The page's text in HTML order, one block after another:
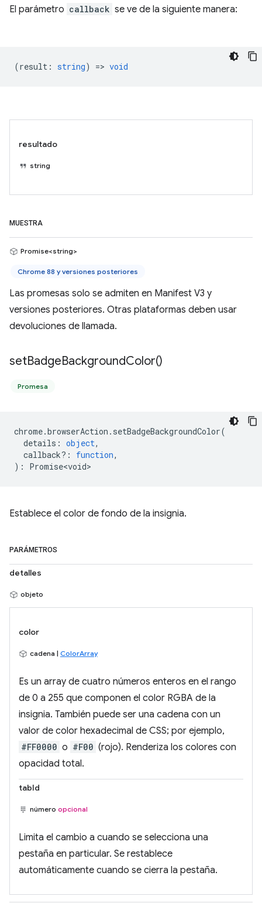
El parámetro callback se ve de la siguiente manera:
(result : string) => void
resultado
string
MUESTRA
Promise<string>
Chrome 88 y versiones posteriores
Las promesas solo se admiten en Manifest V3 y
versiones posteriores. Otras plataformas deben usar
devoluciones de llamada.
setBadgeBackgroundColor()
Promesa
chrome.browserAction . setBadgeBackgroundColor(
details : object,
callback? : function,
) : Promise<void>
Establece el color de fondo de la insignia.
PARÁMETROS
detalles
objeto
color
cadena | ColorArray
Es un array de cuatro números enteros en el rango
de 0 a 255 que componen el color RGBA de la
insignia. También puede ser una cadena con un
valor de color hexadecimal de CSS; por ejemplo,
#FF0000 o #F00 (rojo). Renderiza los colores con
opacidad total.
tabId
número opcional
Limita el cambio a cuando se selecciona una
pestaña en particular. Se restablece
automáticamente cuando se cierra la pestaña.